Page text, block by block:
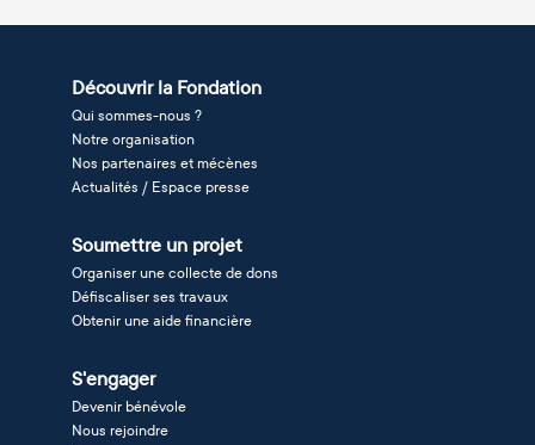
Découvrir la Fondation
Qui sommes-nous ?
Notre organisation
Nos partenaires et mécènes
Actualités / Espace presse
Soumettre un projet
Organiser une collecte de dons
Défiscaliser ses travaux
Obtenir une aide financière
S'engager
Devenir bénévole
Nous rejoindre